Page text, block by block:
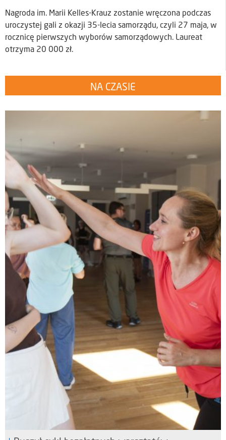
Nagroda im. Marii Kelles-Krauz zostanie wręczona podczas
uroczystej gali z okazji 35-lecia samorządu, czyli 27 maja, w
rocznicę pierwszych wyborów samorządowych. Laureat
otrzyma 20 000 zł.
NA CZASIE